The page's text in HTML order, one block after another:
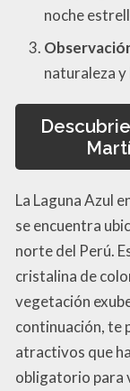
noche
naturaleza
La Laguna Azul
se encuentra
norte del Perú.
cristalina de
vegetación
continuación, te
atractivos que
obligatorio para